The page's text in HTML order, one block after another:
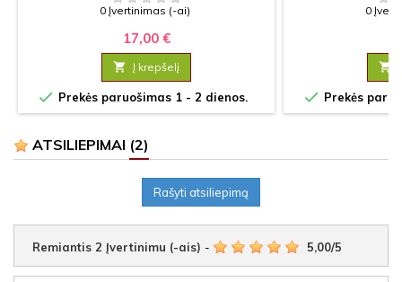
0 Įvertinimas (-ai)
17,00 €
 Į krepšelį
 Prekės paruošimas 1 - 2 dienos.
0

 Prekės
ATSILIEPIMAI (2)
Rašyti atsiliepimą
Remiantis 2 Įvertinimu (-ais) - 5,00/5